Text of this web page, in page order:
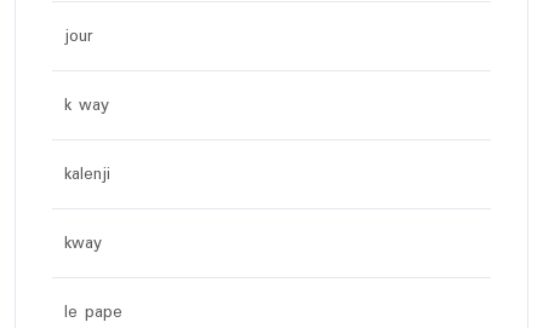
jour
k way
kalenji
kway
le pape